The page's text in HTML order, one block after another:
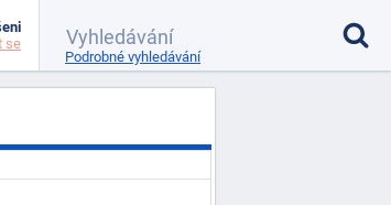
se
Podrobné vyhledávání